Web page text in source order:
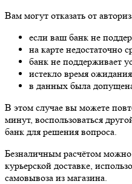
Вам могут отказать от
если ваш банк не
на карте недостаточно
банк не поддерживает
истекло время
в данных была
В этом случае вы можете
минут, воспользоваться
банк для решения вопроса.
Безналичным расчётом можно
курьерской доставке,
самовывоза из магазина.